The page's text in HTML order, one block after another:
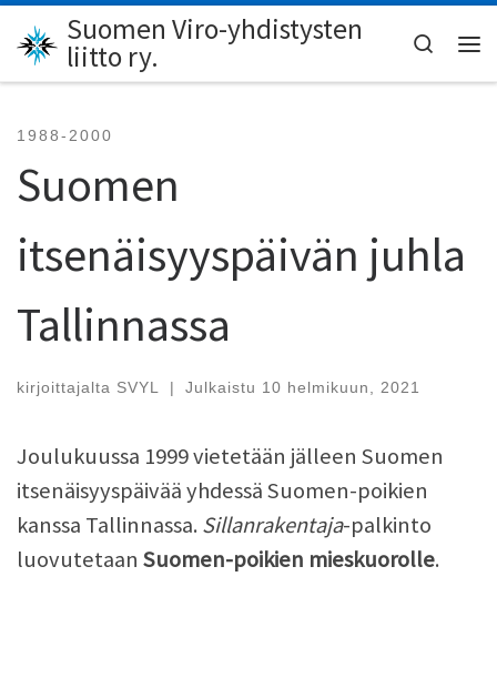
Skip to content
Suomen Viro-yhdistysten
liitto ry.
Search
1988-2000
Suomen
itsenäisyyspäivän juhla
Tallinnassa
kirjoittajalta SVYL | Julkaistu 10 helmikuun, 2021
Joulukuussa 1999 vietetään jälleen Suomen
itsenäisyyspäivää yhdessä Suomen-poikien
kanssa Tallinnassa. Sillanrakentaja-palkinto
luovutetaan Suomen-poikien mieskuorolle.